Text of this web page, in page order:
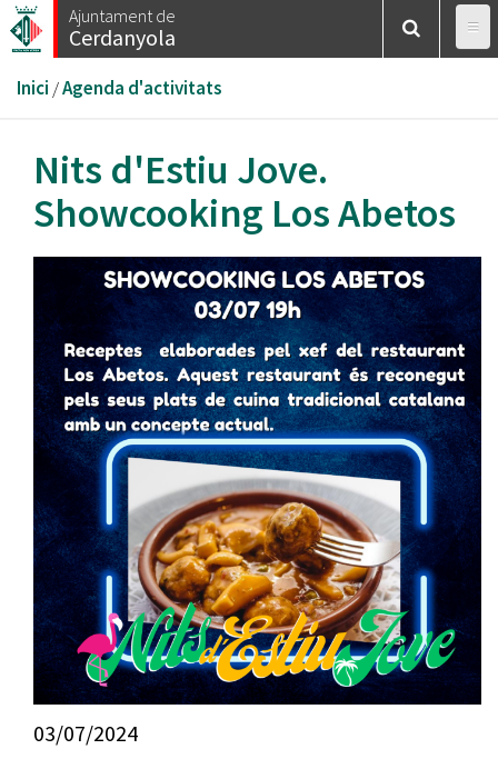
Vés
al
Ajuntament de
Cerdanyola
Esteu
aquí
Inici /Agenda d'activitats
Nits d'Estiu Jove.
Showcooking Los Abetos
03/07/2024